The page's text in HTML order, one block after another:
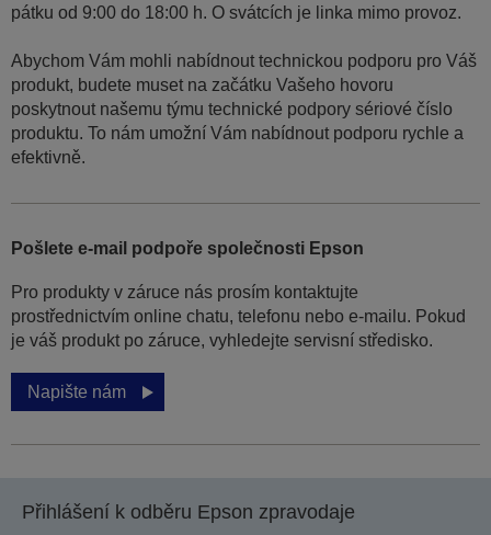
pátku od 9:00 do 18:00 h. O svátcích je linka mimo provoz.
Abychom Vám mohli nabídnout technickou podporu pro Váš
produkt, budete muset na začátku Vašeho hovoru
poskytnout našemu týmu technické podpory sériové číslo
produktu. To nám umožní Vám nabídnout podporu rychle a
efektivně.
Pošlete e-mail podpoře společnosti Epson
Pro produkty v záruce nás prosím kontaktujte
prostřednictvím online chatu, telefonu nebo e-mailu. Pokud
je váš produkt po záruce, vyhledejte servisní středisko.
Napište nám
Přihlášení k odběru Epson zpravodaje